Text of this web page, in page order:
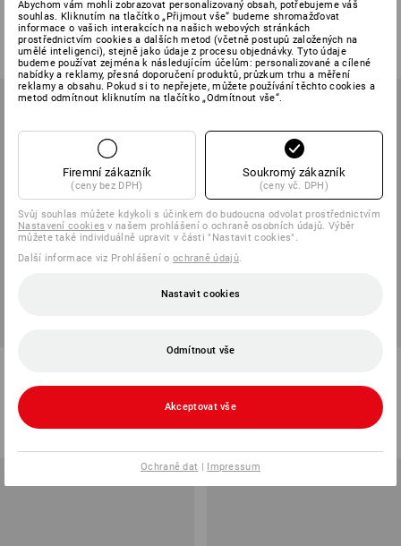
1 barva
od 1 141,03 Kč
(vč. DPH) od 6 ks
7 barev
od 1 271,71 Kč
(vč. DPH) od 6 ks
varianta
od
(vč. DPH) od 6 ks
od 1 957,78 Kč
(vč. DPH) od 6 ks
Abychom vám mohli zobrazovat personalizovaný obsah, potřebujeme váš
souhlas. Kliknutím na tlačítko „Přijmout vše“ budeme shromažďovat
informace o vašich interakcích na našich webových stránkách
prostřednictvím cookies a dalších metod (včetně postupů založených na
umělé inteligenci), stejně jako údaje z procesu objednávky. Tyto údaje
budeme používat zejména k následujícím účelům: personalizované a cílené
nabídky a reklamy, přesná doporučení produktů, průzkum trhu a měření
reklamy a obsahu. Pokud si to nepřejete, můžete používání těchto cookies a
metod odmítnout kliknutím na tlačítko „Odmítnout vše“.
Firemní zákazník
(ceny bez DPH)
Soukromý zákazník
(ceny vč. DPH)
Svůj souhlas můžete kdykoli s účinkem do budoucna odvolat prostřednictvím
Nastavení cookies v našem prohlášení o ochraně osobních údajů. Výběr
můžete také individuálně upravit v části "Nastavit cookies".
Další informace viz Prohlášení o ochraně údajů.
Nastavit cookies
Odmítnout vše
Akceptovat vše
Ochraně dat | Impressum